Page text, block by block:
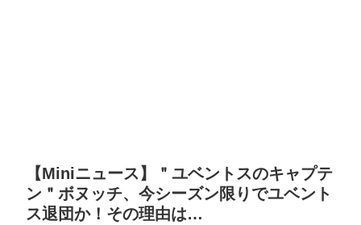
【Miniニュース】＂ユベントスのキャプテ
ン＂ボヌッチ、今シーズン限りでユベント
ス退団か！その理由は…